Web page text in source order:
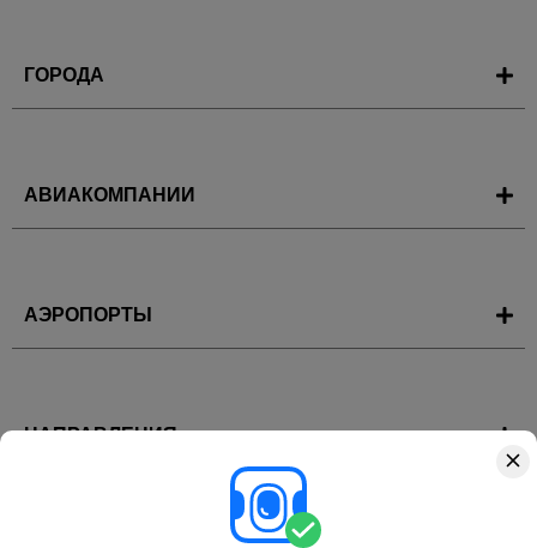
ГОРОДА
АВИАКОМПАНИИ
АЭРОПОРТЫ
НАПРАВЛЕНИЯ